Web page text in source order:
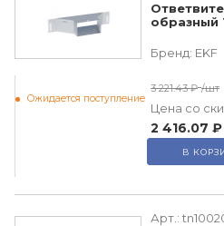
образный
Бренд: EKF
Ожидается поступление
3 221.43 ₽ /шт
Цена со
2 416.07 ₽
В
Арт.: